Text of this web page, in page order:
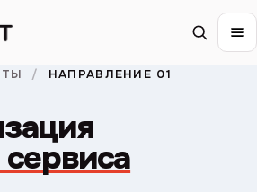
/ НАПРАВЛЕНИЕ 01